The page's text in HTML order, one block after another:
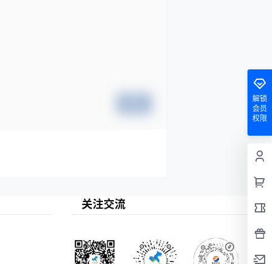
解锁
会员
权限
关注交流